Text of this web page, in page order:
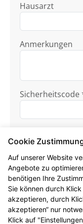
Hausarzt
Anmerkungen
Sicherheitscode
Ich habe die
Kenntnis
Formular jetzt
Cookie
Auf unserer Website
Angebote zu
benötigen Ihre
Sie können durch Klick
akzeptieren, durch
akzeptieren“ nur
Klick auf